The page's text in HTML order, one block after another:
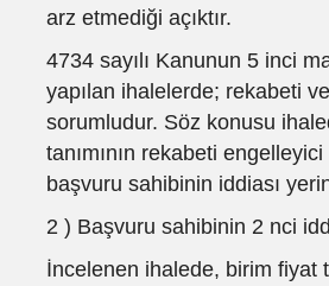
arz etmediği açıktır.
4734 sayılı Kanunun 5 inci
yapılan ihalelerde; rekabeti
sorumludur. Söz konusu
tanımının rekabeti
başvuru sahibinin iddiası
2 ) Başvuru sahibinin 2 nci
İncelenen ihalede, birim fiyat